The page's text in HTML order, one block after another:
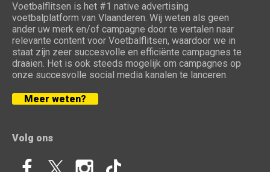
Voetbalflitsen is het #1 native advertising
voetbalplatform van Vlaanderen. Wij weten als geen
ander uw merk en/of campagne door te vertalen naar
relevante content voor Voetbalflitsen, waardoor we in
staat zijn zeer succesvolle en efficiënte campagnes te
draaien. Het is ook steeds mogelijk om campagnes op
onze succesvolle social media kanalen te lanceren.
Meer weten?
Volg ons